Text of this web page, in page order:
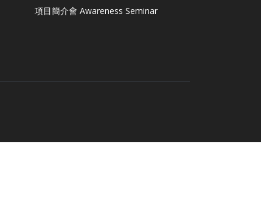
項目簡介會 Awareness Seminar